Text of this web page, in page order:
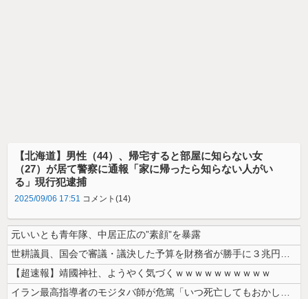
【北海道】男性（44）、帰宅すると部屋に知らない女
（27）が居て警察に通報「家に帰ったら知らない人がい
る」現行犯逮捕
2025/09/06 17:51 コメント(14)
元いいとも青年隊、中居正広の”素顔”を暴露
世耕議員、国会で審議・議決した予算を財務省が勝手に３兆円動かしていると...
【超速報】靖國神社、ようやく気づくｗｗｗｗｗｗｗｗｗｗ
イラン最高指導者のモジタバ師が危篤「いつ死亡してもおかしくない」…イラ...